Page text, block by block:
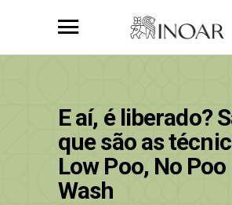
E aí, é liberado?
que são as
Low Poo, No Poo
Wash